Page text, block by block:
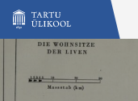
Liigu edasi põhisisu